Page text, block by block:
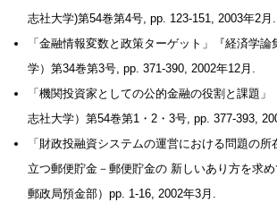
志社大学)第54巻第4号, pp. 123-151, 2003年2月.
「金融情報変数と政策ターゲット」『経済学
学）第34巻第3号, pp. 371-390, 2002年12月.
「機関投資家としての公的金融の役割と課題
志社大学）第54巻第1・2・3号, pp. 377-393,
「財政投融資システムの運営における問題の
立つ郵便貯金－郵便貯金の 新しいあり方を求
郵政局預金部）pp. 1-16, 2002年3月.